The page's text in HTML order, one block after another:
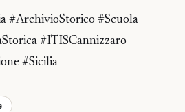
#ArchivioStorico #Scuola
#ITISCannizzaro
#Sicilia